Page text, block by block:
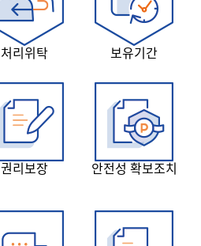
처리위탁 보유기간
권리보장 안전성 확보조치